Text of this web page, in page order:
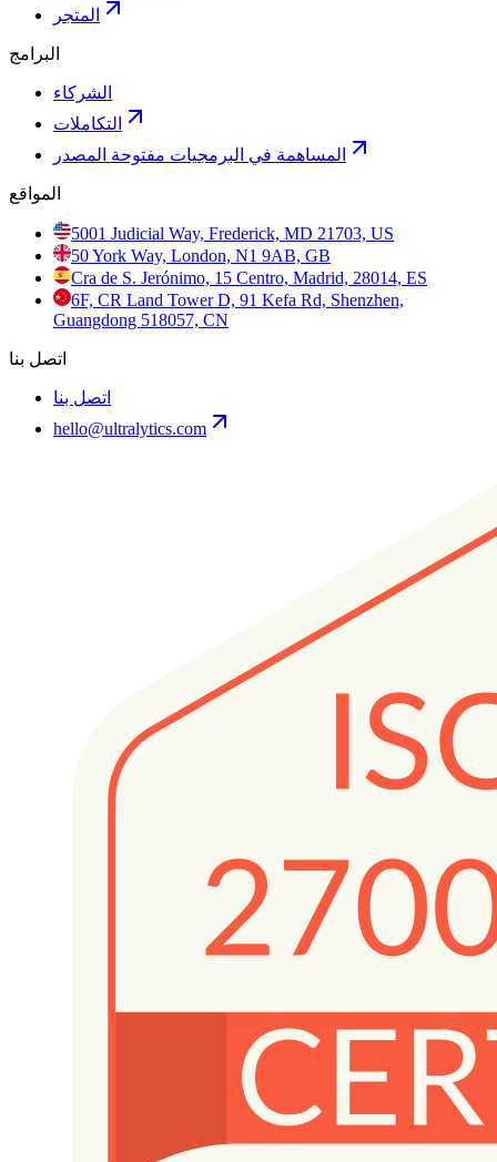
المتجر
البرامج
الشركاء
التكاملات
المساهمة في البرمجيات مفتوحة المصدر
المواقع
5001 Judicial Way, Frederick, MD 21703, US
50 York Way, London, N1 9AB, GB
Cra de S. Jerónimo, 15 Centro, Madrid, 28014, ES
6F, CR Land Tower D, 91 Kefa Rd, Shenzhen,
Guangdong 518057, CN
اتصل بنا
اتصل بنا
hello@ultralytics.com